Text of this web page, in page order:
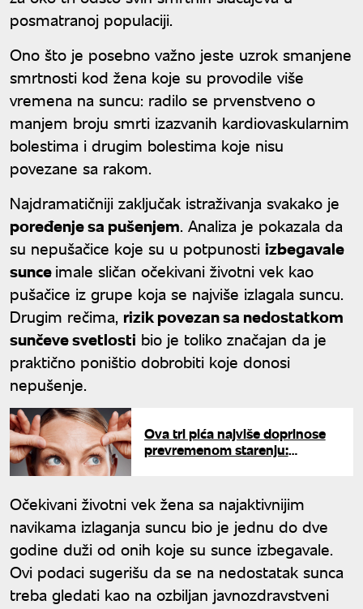
posmatranoj populaciji.
Ono što je posebno važno jeste uzrok smanjene
smrtnosti kod žena koje su provodile više
vremena na suncu: radilo se prvenstveno o
manjem broju smrti izazvanih kardiovaskularnim
bolestima i drugim bolestima koje nisu
povezane sa rakom.
Najdramatičniji zaključak istraživanja svakako je
poređenje sa pušenjem. Analiza je pokazala da
su nepušačice koje su u potpunosti izbegavale
sunceimale sličan očekivani životni vek kao
pušačice iz grupe koja se najviše izlagala suncu.
Drugim rečima, rizik povezan sa nedostatkom
sunčeve svetlosti bio je toliko značajan da je
praktično poništio dobrobiti koje donosi
nepušenje.
Ova tri pića najviše doprinose
prevremenom starenju:
Očekivani životni vek žena sa najaktivnijim
navikama izlaganja suncu bio je jednu do dve
godine duži od onih koje su sunce izbegavale.
Ovi podaci sugerišu da se na nedostatak sunca
treba gledati kao na ozbiljan javnozdravstveni